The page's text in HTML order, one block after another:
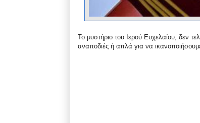
Το μυστήριο του Ιερού Ευχελαίου, δεν
αναποδιές ή απλά για να